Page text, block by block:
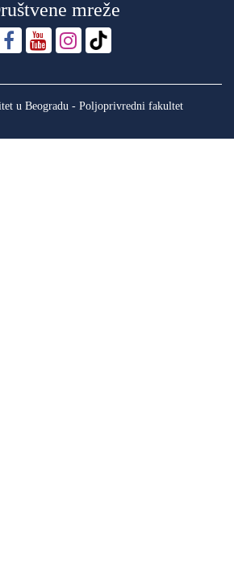
mreže
u Beogradu - Poljoprivredni fakultet